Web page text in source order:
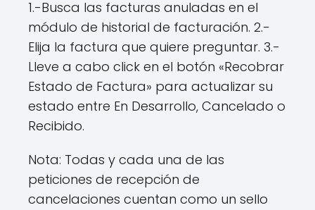
1.-Busca las facturas anuladas en el
módulo de historial de facturación. 2.-
Elija la factura que quiere preguntar. 3.-
Lleve a cabo click en el botón «Recobrar
Estado de Factura» para actualizar su
estado entre En Desarrollo, Cancelado o
Recibido.
Nota: Todas y cada una de las
peticiones de recepción de
cancelaciones cuentan como un sello